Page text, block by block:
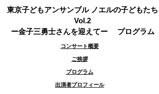
東京子どもアンサンブル ノエルの子どもたち
Vol.2
ー金子三勇士さんを迎えてー プログラム
コンサート概要
​ご挨拶
​プログラム
​出演者プロフィール